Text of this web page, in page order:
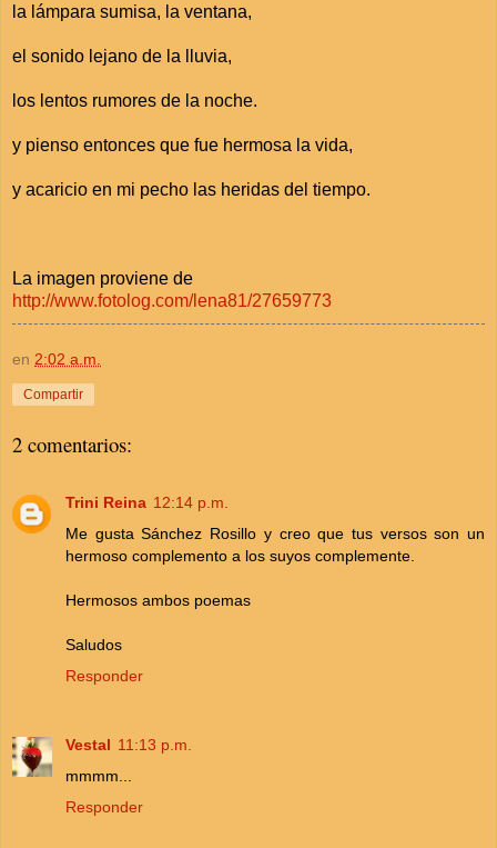
la lámpara sumisa, la ventana,
el sonido lejano de la lluvia,
los lentos rumores de la noche.
y pienso entonces que fue hermosa la vida,
y acaricio en mi pecho las heridas del tiempo.
La imagen proviene de
http://www.fotolog.com/lena81/27659773
en 2:02 a.m.
Compartir
2 comentarios:
Trini Reina 12:14 p.m.
Me gusta Sánchez Rosillo y creo que tus versos son un
hermoso complemento a los suyos complemente.
Hermosos ambos poemas
Saludos
Responder
Vestal 11:13 p.m.
mmmm...
Responder